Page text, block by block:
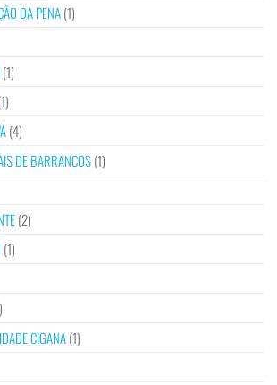
DA PENA(1)
(1)
(4)
DE BARRANCOS(1)
(2)
(1)
CIGANA(1)